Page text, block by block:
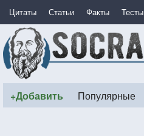
Цитаты Статьи Факты Тесты
+Добавить Популярные